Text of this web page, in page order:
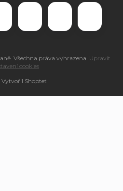
Vytvořil Shoptet
. Všechna práva vyhrazena. Upravit
cookies